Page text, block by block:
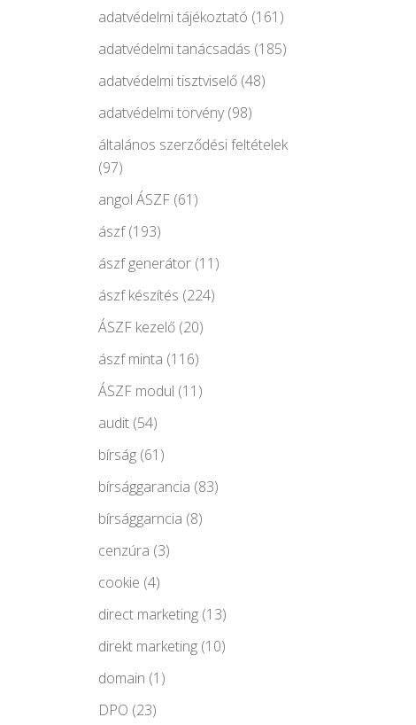
adatvédelmi tájékoztató (161)
adatvédelmi tanácsadás (185)
adatvédelmi tisztviselő(48)
adatvédelmi törvény(98)
általános szerződési feltételek
(97)
angol ÁSZF(61)
ászf(193)
ászf generátor(11)
ászf készítés (224)
ÁSZF kezelő(20)
ászf minta (116)
ÁSZF modul (11)
audit(54)
bírság(61)
bírsággarancia (83)
bírsággarncia (8)
cenzúra (3)
cookie (4)
direct marketing(13)
direkt marketing(10)
domain (1)
DPO (23)